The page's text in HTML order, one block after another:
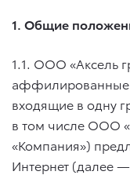
1. Общие
1.1. ООО «Аксель
аффилированные
входящие в одну
в том числе ООО
«Компания»)
Интернет (далее